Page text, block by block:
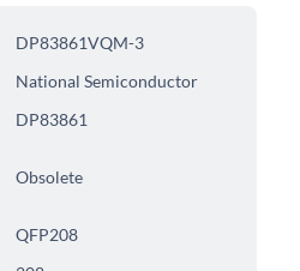
DP83861VQM-3
National Semiconductor
DP83861
Obsolete
QFP208